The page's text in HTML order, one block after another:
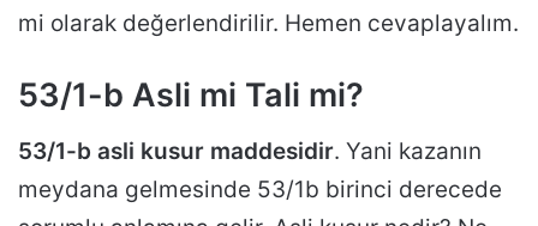
mi olarak değerlendirilir. Hemen cevaplayalım.
53/1-b Asli mi Tali mi?
53/1-b asli kusur maddesidir. Yani kazanın
meydana gelmesinde 53/1b birinci derecede